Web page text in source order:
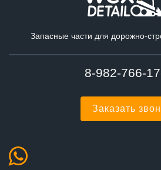
Запасные части для дорожно-
8-982-766-
Заказать